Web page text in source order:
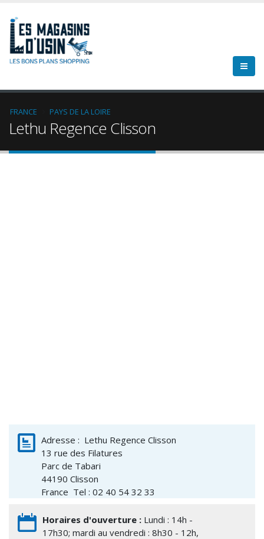
FRANCE PAYS DE LA LOIRE
Lethu Regence Clisson
Adresse : Lethu Regence Clisson
13 rue des Filatures
Parc de Tabari
44190 Clisson
France Tel : 02 40 54 32 33
Horaires d'ouverture : Lundi : 14h -
17h30; mardi au vendredi : 8h30 - 12h,